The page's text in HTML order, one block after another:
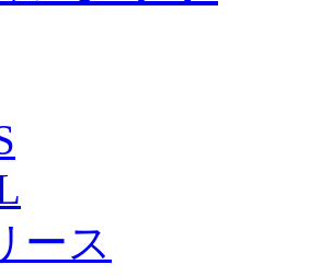
ル＆マナー
営管理規定
画使用ガイドライン
時のファンサービスについて
ブ明治安田J3リーグ2026/27シーズン試
ブ明治安田Ｊ3リーグ 2026/27シーズン「
ル＆マナー
ース